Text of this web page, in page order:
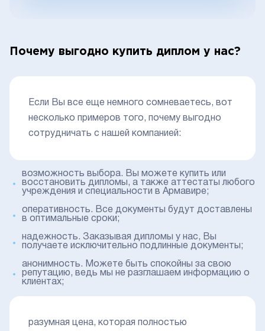
Почему выгодно купить диплом у нас?
Если Вы все еще немного сомневаетесь, вот
несколько примеров того, почему выгодно
сотрудничать с нашей компанией:
возможность выбора. Вы можете купить или
восстановить дипломы, а также аттестаты любого
учреждения и специальности в Армавире;
оперативность. Все документы будут доставлены
в оптимальные сроки;
надежность. Заказывая дипломы у нас, Вы
получаете исключительно подлинные документы;
анонимность. Можете быть спокойны за свою
репутацию, ведь мы не разглашаем информацию о
клиентах;
разумная цена, которая полностью